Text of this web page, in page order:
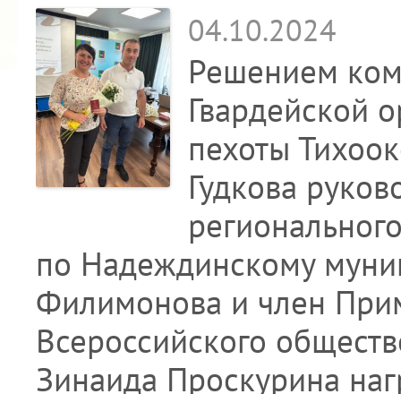
04.10.2024
Решением
Гвардейской
пехоты
Гудкова
по Надеждинскому
Филимонова и член
Всероссийского
Зинаида Проскурина